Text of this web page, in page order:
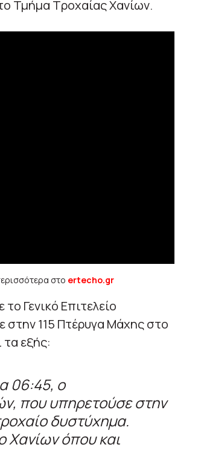
Τμήμα Τροχαίας Χανίων.
στο ertecho.gr
Γενικό Επιτελείο
115 Πτέρυγα Μάχης στο
εξής:
06:45, ο
που υπηρετούσε στην
δυστύχημα.
Χανίων όπου και